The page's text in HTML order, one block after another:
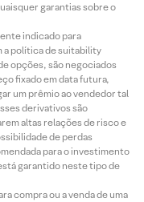
garantias sobre o
indicado para
a política de suitability
opções, são negociados
fixado em data futura,
um prêmio ao vendedor tal
derivativos são
altas relações de risco e
de perdas
para o investimento
garantido neste tipo de
compra ou a venda de uma